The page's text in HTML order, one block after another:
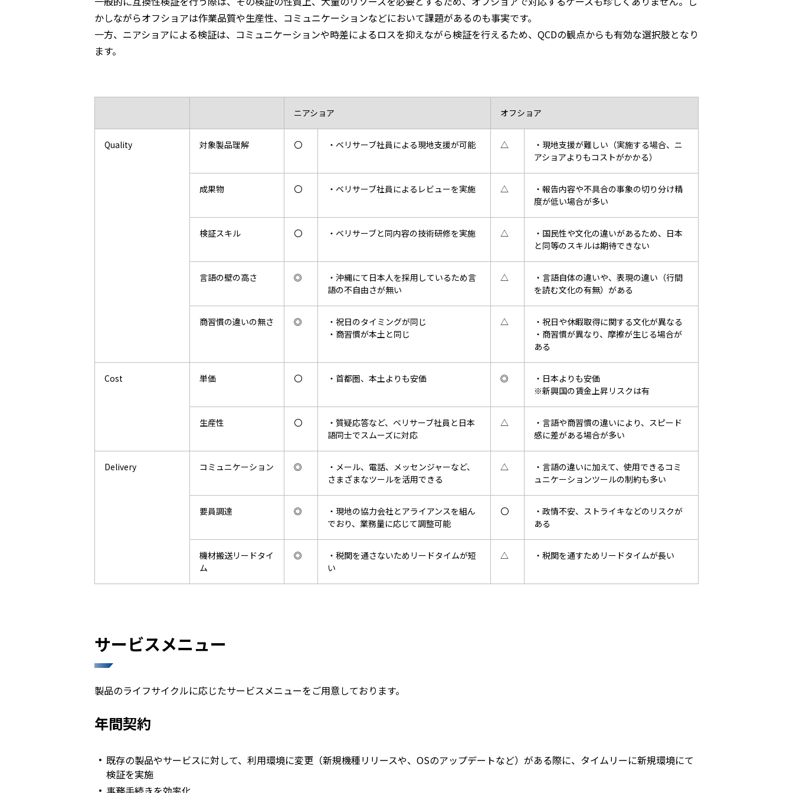
かしながらオフショアは作業品質や生産性、コミュニケーションなどにおいて課題があるのも事実です。
一方、ニアショアによる検証は、コミュニケーションや時差によるロスを抑えながら検証を行えるため、QCDの観点からも有効な選択肢となり
ます。
ニアショア オフショア
Quality 対象製品理解 〇 ・ベリサーブ社員による現地支援が可能 △ ・現地支援が難しい（実施する場合、 ニ
アショアよりもコストがかかる）
成果物 〇 ・ベリサーブ社員によるレビューを実施 △
・報告内容や不具合の事象の切り分け精
度が低い場合が多い
検証スキル 〇 ・ベリサーブと同内容の技術研修を実施 △
・国民性や文化の違いがあるため、日本
と同等のスキルは期待できない
言語の壁の高さ ◎
・沖縄にて日本人を採用しているため言
語の不自由さが無い
△ ・言語自体の違いや、表現の違い （行間
を読む文化の有無）がある
商習慣の違いの無さ ◎
・祝日のタイミングが同じ
・商習慣が本土と同じ
△
・祝日や休暇取得に関する文化が異なる
・商習慣が異なり、摩擦が生じる場合が
ある
Cost 単価 〇 ・首都圏、本土よりも安価 ◎
・日本よりも安価
※新興国の賃金上昇リスクは有
生産性 〇
・質疑応答など、ベリサーブ社員と日本
語同士でスムーズに対応
△
・言語や商習慣の違いにより、スピード
感に差がある場合が多い
Delivery コミュニケーション ◎
・メール、電話、メッセンジャーなど、
さまざまなツールを活用できる
△
・言語の違いに加えて、使用できるコミ
ュニケーションツールの制約も多い
要員調達 ◎
・現地の協力会社とアライアンスを組ん
でおり、 業務量に応じて調整可能
〇
・政情不安、ストライキなどのリスクが
ある
機材搬送リードタイ
ム
◎
・税関を通さないためリードタイムが短
い
△ ・税関を通すためリードタイムが長い
サービスメニュー
製品のライフサイクルに応じたサービスメニューをご用意しております。
年間契約
既存の製品やサービスに対して、利用環境に変更（新規機種リリースや、OSのアップデートなど）がある際に、タイムリーに新規環境にて
検証を実施